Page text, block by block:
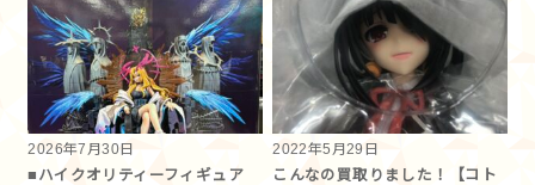
2026年7月30日
■ハイクオリティーフィギュア
2022年5月29日
こんなの買取りました！【コト